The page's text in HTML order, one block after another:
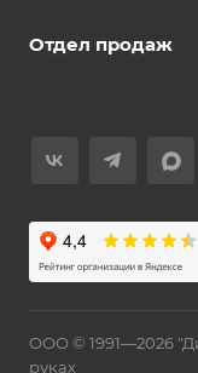
Отдел продаж
ООО © 1991—2026
руках